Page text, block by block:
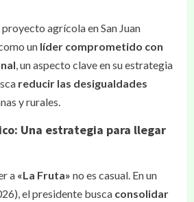
agrícola en San Juan
un líder comprometido con
, un aspecto clave en su estrategia
reducir las desigualdades
y rurales.
Una estrategia para llegar
a «La Fruta» no es casual. En un
el presidente busca consolidar